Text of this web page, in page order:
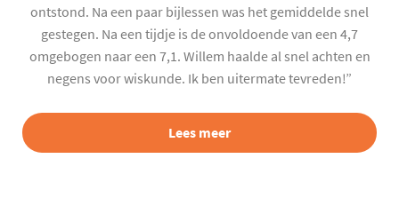
ontstond. Na een paar bijlessen was het gemiddelde snel
gestegen. Na een tijdje is de onvoldoende van een 4,7
omgebogen naar een 7,1. Willem haalde al snel achten en
negens voor wiskunde. Ik ben uitermate tevreden!”
Lees meer